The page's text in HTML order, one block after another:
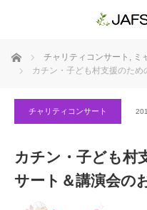
ホーム チャリティコンサート , ミ
カチン・子ども村支援のた
チャリティコンサート
カチン・子ども村
サート＆講演会の